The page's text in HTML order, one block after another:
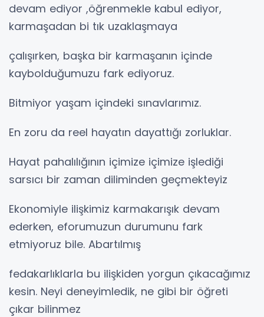
devam ediyor ,öğrenmekle kabul ediyor,
karmaşadan bi tık uzaklaşmaya
çalışırken, başka bir karmaşanın içinde
kaybolduğumuzu fark ediyoruz.
Bitmiyor yaşam içindeki sınavlarımız.
En zoru da reel hayatın dayattığı zorluklar.
Hayat pahalılığının içimize içimize işlediği
sarsıcı bir zaman diliminden geçmekteyiz
Ekonomiyle ilişkimiz karmakarışık devam
ederken, eforumuzun durumunu fark
etmiyoruz bile. Abartılmış
fedakarlıklarla bu ilişkiden yorgun çıkacağımız
kesin. Neyi deneyimledik, ne gibi bir öğreti
çıkar bilinmez